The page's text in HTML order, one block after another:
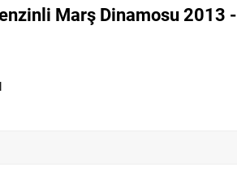
Marş Dinamosu 2013 -